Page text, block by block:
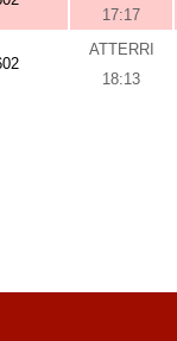
17:17
ATTERRI
18:13